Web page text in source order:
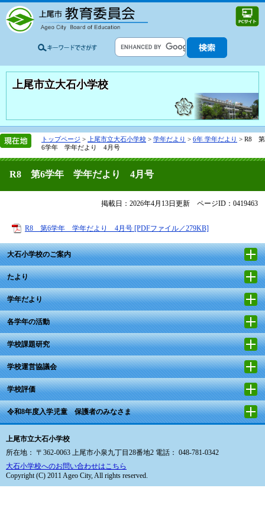
上尾市立大石小学校
トップページ > 上尾市立大石小学校 > 学年だより > 6年 学年だより > R8 第
6学年 学年だより 4月号
R8 第6学年 学年だより 4月号
掲載日：2026年4月13日更新 ページID：0419463
R8 第6学年 学年だより 4月号 [PDFファイル／279KB]
大石小学校のご案内
たより
学年だより
各学年の活動
学校課題研究
学校運営協議会
学校評価
令和8年度入学児童 保護者のみなさま
上尾市立大石小学校
所在地： 〒362-0063 上尾市小泉九丁目28番地2 電話： 048-781-0342
大石小学校へのお問い合わせはこちら
Copyright (C) 2011 Ageo City, All rights reserved.